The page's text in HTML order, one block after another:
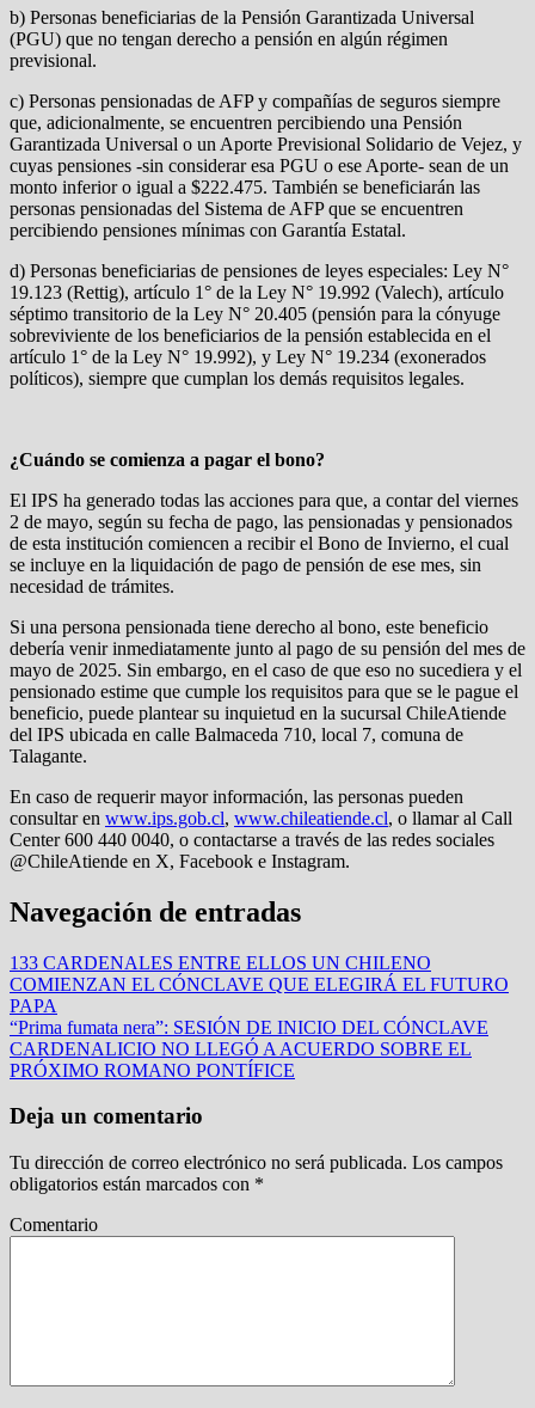
b) Personas beneficiarias de la Pensión Garantizada Universal
(PGU) que no tengan derecho a pensión en algún régimen
previsional.
c) Personas pensionadas de AFP y compañías de seguros siempre
que, adicionalmente, se encuentren percibiendo una Pensión
Garantizada Universal o un Aporte Previsional Solidario de Vejez, y
cuyas pensiones -sin considerar esa PGU o ese Aporte- sean de un
monto inferior o igual a $222.475. También se beneficiarán las
personas pensionadas del Sistema de AFP que se encuentren
percibiendo pensiones mínimas con Garantía Estatal.
d) Personas beneficiarias de pensiones de leyes especiales: Ley N°
19.123 (Rettig), artículo 1° de la Ley N° 19.992 (Valech), artículo
séptimo transitorio de la Ley N° 20.405 (pensión para la cónyuge
sobreviviente de los beneficiarios de la pensión establecida en el
artículo 1° de la Ley N° 19.992), y Ley N° 19.234 (exonerados
políticos), siempre que cumplan los demás requisitos legales.
¿Cuándo se comienza a pagar el bono?
El IPS ha generado todas las acciones para que, a contar del viernes
2 de mayo, según su fecha de pago, las pensionadas y pensionados
de esta institución comiencen a recibir el Bono de Invierno, el cual
se incluye en la liquidación de pago de pensión de ese mes, sin
necesidad de trámites.
Si una persona pensionada tiene derecho al bono, este beneficio
debería venir inmediatamente junto al pago de su pensión del mes de
mayo de 2025. Sin embargo, en el caso de que eso no sucediera y el
pensionado estime que cumple los requisitos para que se le pague el
beneficio, puede plantear su inquietud en la sucursal ChileAtiende
del IPS ubicada en calle Balmaceda 710, local 7, comuna de
Talagante.
En caso de requerir mayor información, las personas pueden
consultar en www.ips.gob.cl, www.chileatiende.cl, o llamar al Call
Center 600 440 0040, o contactarse a través de las redes sociales
@ChileAtiende en X, Facebook e Instagram.
Navegación de entradas
133 CARDENALES ENTRE ELLOS UN CHILENO
COMIENZAN EL CÓNCLAVE QUE ELEGIRÁ EL FUTURO
PAPA
“Prima fumata nera”: SESIÓN DE INICIO DEL CÓNCLAVE
CARDENALICIO NO LLEGÓ A ACUERDO SOBRE EL
PRÓXIMO ROMANO PONTÍFICE
Deja un comentario
Tu dirección de correo electrónico no será publicada. Los campos
obligatorios están marcados con *
Comentario